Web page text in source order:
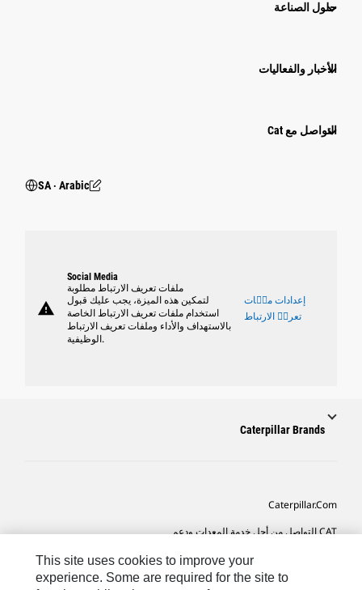
حلول الصناعة
الأخبار والفعاليات
التواصل مع Cat
SA ‧ Arabic
warning
Social Media
ملفات تعريف الارتباط مطلوبة
لتمكين هذه الميزة، يجب عليك قبول
استخدام ملفات تعريف الارتباط الخاصة
بالاستهداف والأداء وملفات تعريف الارتباط
الوظيفية.
إعدادات ملٝات
تعريٝ الارتباط
Caterpillar Brands
Caterpillar.com
CAT التواصل من أجل خدمة المعدات ودعم
تفضيلات التسويق الخاصة بي
خريطة الموقع
This site uses cookies to improve your
experience. Some are required for the site to